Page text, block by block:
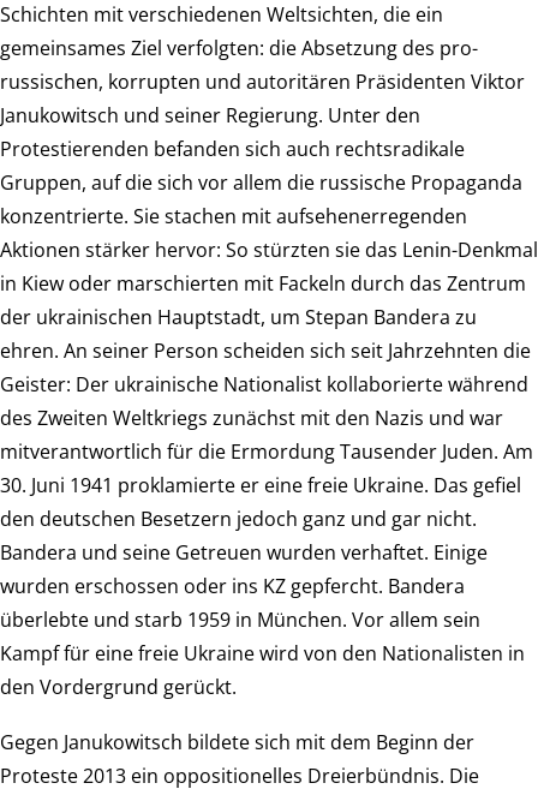
Schichten mit verschiedenen Weltsichten, die ein
gemeinsames Ziel verfolgten: die Absetzung des pro-
russischen, korrupten und autoritären Präsidenten Viktor
Janukowitsch und seiner Regierung. Unter den
Protestierenden befanden sich auch rechtsradikale
Gruppen, auf die sich vor allem die russische Propaganda
konzentrierte. Sie stachen mit aufsehenerregenden
Aktionen stärker hervor: So stürzten sie das Lenin-Denkmal
in Kiew oder marschierten mit Fackeln durch das Zentrum
der ukrainischen Hauptstadt, um Stepan Bandera zu
ehren. An seiner Person scheiden sich seit Jahrzehnten die
Geister: Der ukrainische Nationalist kollaborierte während
des Zweiten Weltkriegs zunächst mit den Nazis und war
mitverantwortlich für die Ermordung Tausender Juden. Am
30. Juni 1941 proklamierte er eine freie Ukraine. Das gefiel
den deutschen Besetzern jedoch ganz und gar nicht.
Bandera und seine Getreuen wurden verhaftet. Einige
wurden erschossen oder ins KZ gepfercht. Bandera
überlebte und starb 1959 in München. Vor allem sein
Kampf für eine freie Ukraine wird von den Nationalisten in
den Vordergrund gerückt.
Gegen Janukowitsch bildete sich mit dem Beginn der
Proteste 2013 ein oppositionelles Dreierbündnis. Die